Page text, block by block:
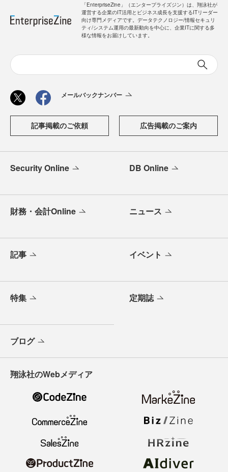
「EnterpriseZine」（エンタープライズジン）は、翔泳社が
運営する企業のIT活用とビジネス成長を支援するITリーダー
向け専門メディアです。データテクノロジー/情報セキュリ
ティ/システム運用の最新動向を中心に、企業ITに関する多
様な情報をお届けしています。
メールバックナンバー
記事掲載のご依頼 広告掲載のご案内
Security Online DB Online
財務・会計Online ニュース
記事 イベント
特集 定期誌
ブログ
翔泳社のWebメディア